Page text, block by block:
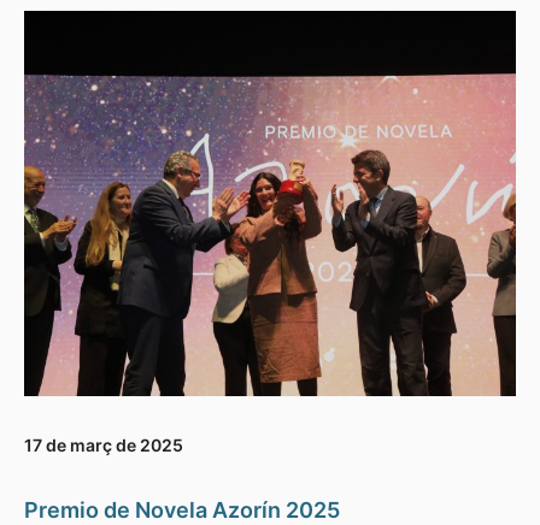
17 de març de 2025
Premio de Novela Azorín 2025